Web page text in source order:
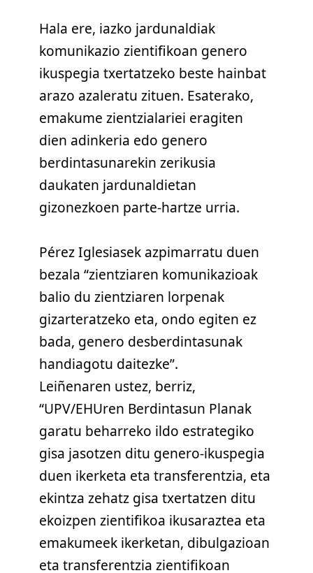
Hala ere, iazko jardunaldiak
komunikazio zientifikoan genero
ikuspegia txertatzeko beste hainbat
arazo azaleratu zituen. Esaterako,
emakume zientzialariei eragiten
dien adinkeria edo genero
berdintasunarekin zerikusia
daukaten jardunaldietan
gizonezkoen parte-hartze urria.
Pérez Iglesiasek azpimarratu duen
bezala “zientziaren komunikazioak
balio du zientziaren lorpenak
gizarteratzeko eta, ondo egiten ez
bada, genero desberdintasunak
handiagotu daitezke”.
Leiñenaren ustez, berriz,
“UPV/EHUren Berdintasun Planak
garatu beharreko ildo estrategiko
gisa jasotzen ditu genero-ikuspegia
duen ikerketa eta transferentzia, eta
ekintza zehatz gisa txertatzen ditu
ekoizpen zientifikoa ikusaraztea eta
emakumeek ikerketan, dibulgazioan
eta transferentzia zientifikoan